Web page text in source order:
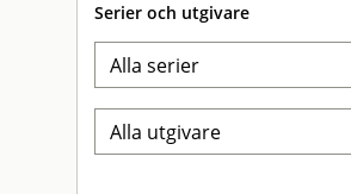
Serier och utgivare